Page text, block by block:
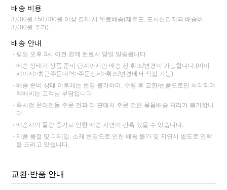
배송 비용
3,000원 / 50,000원 이상 결제 시 무료배송(제주도, 도서산간지역 배송비
3,000원 추가)
배송 안내
평일 오후 3시 이전 결제 완료시 당일 발송됩니다.
배송 상태가 상품 준비 단계까지만 배송 전 취소/변경이 가능합니다.(마이
페이지>최근주문내역>주문상세>취소/변경에서 직접 가능)
배송 준비 상태 이후에는 변경 불가하며, 수령 후 교환/반품으로만 처리되며
택배비는 고객님 부담입니다.
록시걸 온라인몰 주문 건과 타 판매처 주문 건은 묶음배송 처리가 불가합니
다.
배송사의 물량 증가로 인한 배송 지연이 간혹 있을 수 있습니다.
제품 품절 및 디테일, 소재 변경으로 인한 배송 불가 및 지연시 별도로 연락
을 드리고 있습니다.
교환·반품 안내